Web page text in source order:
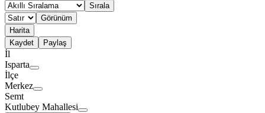
Sırala
Görünüm
Harita
Kaydet
Paylaş
İl
Isparta
İlçe
Merkez
Semt
Kutlubey Mahallesi